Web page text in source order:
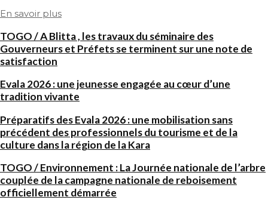
En savoir plus
TOGO / A Blitta , les travaux du séminaire des
Gouverneurs et Préfets se terminent sur une note de
satisfaction
Evala 2026 : une jeunesse engagée au cœur d’une
tradition vivante
Préparatifs des Evala 2026 : une mobilisation sans
précédent des professionnels du tourisme et de la
culture dans la région de la Kara
TOGO / Environnement : La Journée nationale de l’arbre
couplée de la campagne nationale de reboisement
officiellement démarrée